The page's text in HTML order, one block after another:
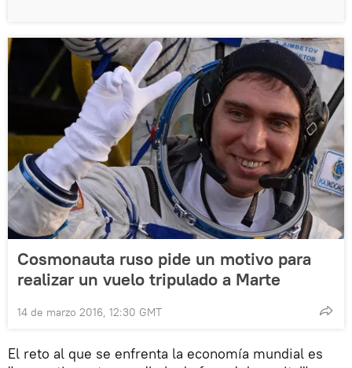
Cosmonauta ruso pide un motivo para
realizar un vuelo tripulado a Marte
14 de marzo 2016, 12:30 GMT
El reto al que se enfrenta la economía mundial es